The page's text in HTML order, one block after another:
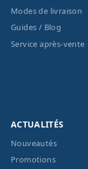
Modes de livraison
Guides / Blog
Service après-vente
ACTUALITÉS
Nouveautés
Promotions